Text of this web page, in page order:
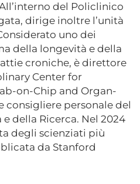
del Policlinico
dirige inoltre l’unità
uno dei
della longevità e della
croniche, è direttore
Center for
on-Chip and Organ-
consigliere personale del
della Ricerca. Nel 2024
degli scienziati più
da Stanford